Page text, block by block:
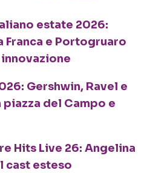
estate 2026:
Franca e Portogruaro
Gershwin, Ravel e
del Campo e
Hits Live 26: Angelina
cast esteso